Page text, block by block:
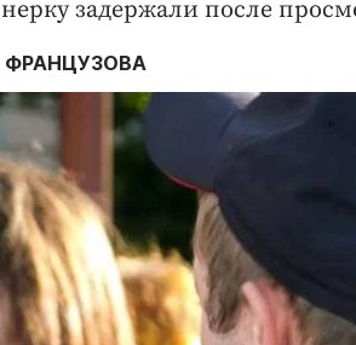
задержали после
ФРАНЦУЗОВА